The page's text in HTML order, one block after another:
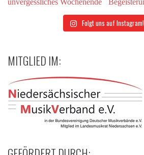
Folgt uns auf Instagram!
MITGLIED IM: